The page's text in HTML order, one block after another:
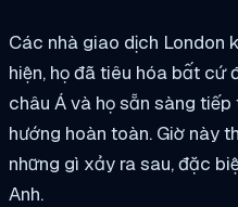
Các nhà giao dịch London
hiện, họ đã tiêu hóa bất cứ
châu Á và họ sẵn sàng
hướng hoàn toàn. Giờ này
những gì xảy ra sau, đặc
Anh.